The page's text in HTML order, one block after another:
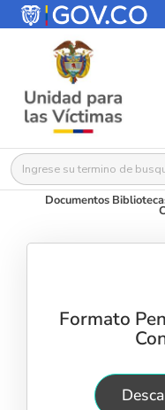
Buscar:
Documentos
Formato